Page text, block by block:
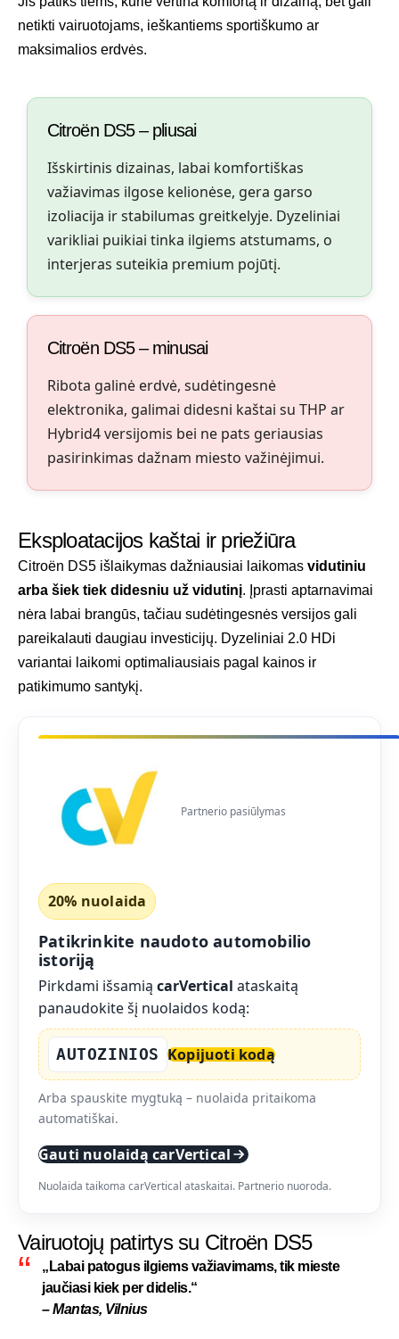
netikti vairuotojams, ieškantiems sportiškumo ar
maksimalios erdvės.
Citroën DS5 – pliusai
Išskirtinis dizainas, labai komfortiškas
važiavimas ilgose kelionėse, gera garso
izoliacija ir stabilumas greitkelyje. Dyzeliniai
varikliai puikiai tinka ilgiems atstumams, o
interjeras suteikia premium pojūtį.
Citroën DS5 – minusai
Ribota galinė erdvė, sudėtingesnė
elektronika, galimai didesni kaštai su THP ar
Hybrid4 versijomis bei ne pats geriausias
pasirinkimas dažnam miesto važinėjimui.
Eksploatacijos kaštai ir priežiūra
Citroën DS5 išlaikymas dažniausiai laikomas vidutiniu
arba šiek tiek didesniu už vidutinį. Įprasti aptarnavimai
nėra labai brangūs, tačiau sudėtingesnės versijos gali
pareikalauti daugiau investicijų. Dyzeliniai 2.0 HDi
variantai laikomi optimaliausiais pagal kainos ir
patikimumo santykį.
Partnerio pasiūlymas
20% nuolaida
Patikrinkite naudoto automobilio
istoriją
Pirkdami išsamią carVertical ataskaitą
panaudokite šį nuolaidos kodą:
AUTOZINIOS Kopijuoti kodą
Arba spauskite mygtuką – nuolaida pritaikoma
automatiškai.
Gauti nuolaidą carVertical
Nuolaida taikoma carVertical ataskaitai. Partnerio nuoroda.
Vairuotojų patirtys su Citroën DS5
„Labai patogus ilgiems važiavimams, tik mieste
jaučiasi kiek per didelis.“
– Mantas, Vilnius